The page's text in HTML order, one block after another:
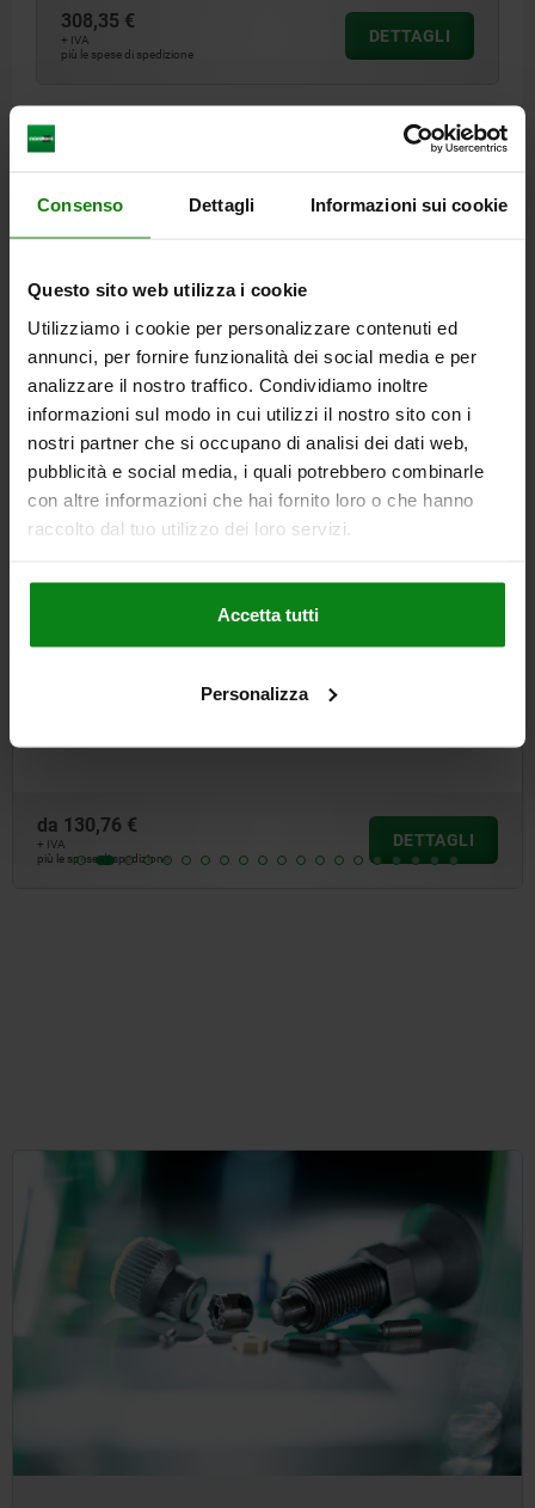
Consenso Dettagli Informazioni sui cookie
Questo sito web utilizza i cookie
Utilizziamo i cookie per personalizzare contenuti ed
annunci, per fornire funzionalità dei social media e per
analizzare il nostro traffico. Condividiamo inoltre
informazioni sul modo in cui utilizzi il nostro sito con i
nostri partner che si occupano di analisi dei dati web,
pubblicità e social media, i quali potrebbero combinarle
con altre informazioni che hai fornito loro o che hanno
raccolto dal tuo utilizzo dei loro servizi.
Accetta tutti
Personalizza
308,35 €
+ IVA
più le spese di spedizione
DETTAGLI
DETTAGLI
CAD
SCARICARE
Altri clienti hanno acquistato
anche
226,72 €
più le spese di spedizione